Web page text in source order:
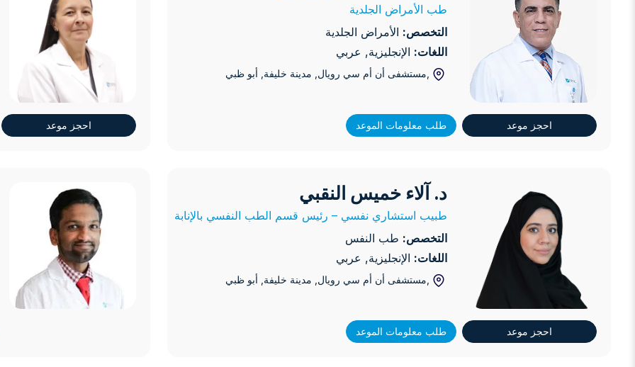
البنكرياس والقنوات
التغذية وعلم الحميات
التنظير المتقدم
الجراحة العامة وجراحة
الدوالي
الرعاية الأولية
طب الأمراض الجلدية
التخصص: الأمراض الجلدية
اللغات: الإنجليزية, عربي
,مستشفى أن أم سي رويال, مدينة خليفة , أبو ظبي
احجز موعد طلب معلومات الموعد احجز موعد
د. آلاء خميس النقبي
د. آلاء خميس النقبي
طبيب استشاري نفسي – رئيس قسم الطب النفسي بالإنابة
التخصص: طب النفس
اللغات: الإنجليزية, عربي
,مستشفى أن أم سي رويال, مدينة خليفة , أبو ظبي
احجز موعد طلب معلومات الموعد